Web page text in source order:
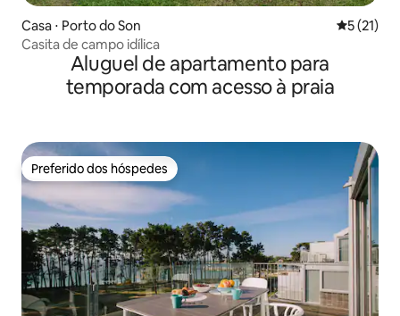
Casa ⋅ Porto do Son 5 de uma
5 (21)
Casita de campo idílica
Aluguel de apartamento para
temporada com acesso à praia
Preferido dos hóspedes
Preferido dos hóspedes